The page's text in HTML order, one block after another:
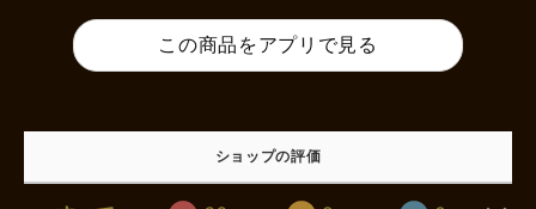
この商品をアプリで見る
ショップの評価